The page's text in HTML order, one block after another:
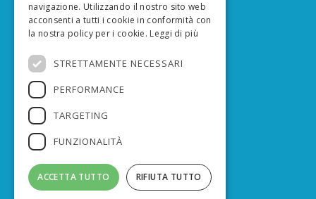
FINANZIATO DA
navigazione. Utilizzando il nostro sito web
acconsenti a tutti i cookie in conformità con
la nostra policy per i cookie. Leggi di più
STRETTAMENTE NECESSARI
PERFORMANCE
TARGETING
FUNZIONALITÀ
ACCETTA TUTTO RIFIUTA TUTTO